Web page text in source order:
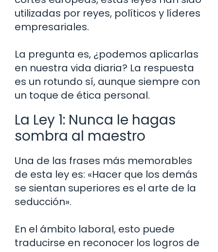
utilizadas por reyes, políticos y líderes
empresariales.
La pregunta es, ¿podemos aplicarlas
en nuestra vida diaria? La respuesta
es un rotundo sí, aunque siempre con
un toque de ética personal.
La Ley 1: Nunca le hagas
sombra al maestro
Una de las frases más memorables
de esta ley es: «Hacer que los demás
se sientan superiores es el arte de la
seducción».
En el ámbito laboral, esto puede
traducirse en reconocer los logros de